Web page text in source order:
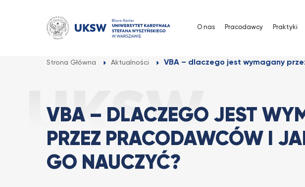
O nas Pracodawcy Praktyki
Strona Główna Aktualności VBA – dlaczego jest wymagany
VBA – DLACZEGO JEST
PRZEZ PRACODAWCÓW I
GO NAUCZYĆ?